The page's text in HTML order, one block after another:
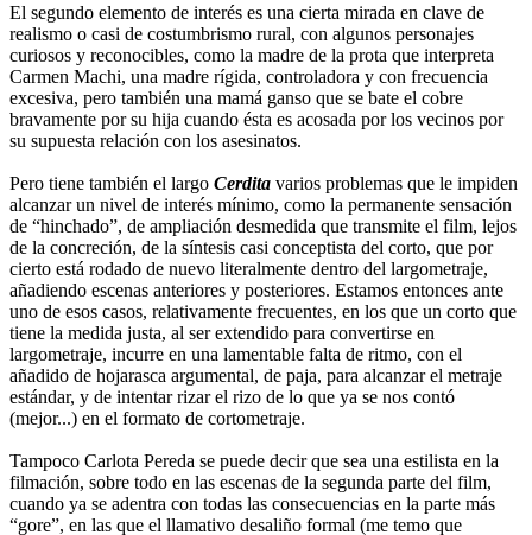
El segundo elemento de interés es una cierta mirada en clave de
realismo o casi de costumbrismo rural, con algunos personajes
curiosos y reconocibles, como la madre de la prota que interpreta
Carmen Machi, una madre rígida, controladora y con frecuencia
excesiva, pero también una mamá ganso que se bate el cobre
bravamente por su hija cuando ésta es acosada por los vecinos por
su supuesta relación con los asesinatos.
Pero tiene también el largo Cerdita varios problemas que le impiden
alcanzar un nivel de interés mínimo, como la permanente sensación
de “hinchado”, de ampliación desmedida que transmite el film, lejos
de la concreción, de la síntesis casi conceptista del corto, que por
cierto está rodado de nuevo literalmente dentro del largometraje,
añadiendo escenas anteriores y posteriores. Estamos entonces ante
uno de esos casos, relativamente frecuentes, en los que un corto que
tiene la medida justa, al ser extendido para convertirse en
largometraje, incurre en una lamentable falta de ritmo, con el
añadido de hojarasca argumental, de paja, para alcanzar el metraje
estándar, y de intentar rizar el rizo de lo que ya se nos contó
(mejor...) en el formato de cortometraje.
Tampoco Carlota Pereda se puede decir que sea una estilista en la
filmación, sobre todo en las escenas de la segunda parte del film,
cuando ya se adentra con todas las consecuencias en la parte más
“gore”, en las que el llamativo desaliño formal (me temo que